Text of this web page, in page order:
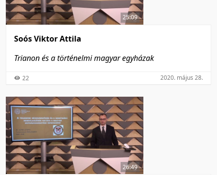
25:09
Soós Viktor Attila
Trianon és a történelmi magyar egyházak
22 2020. május 28.
26:49